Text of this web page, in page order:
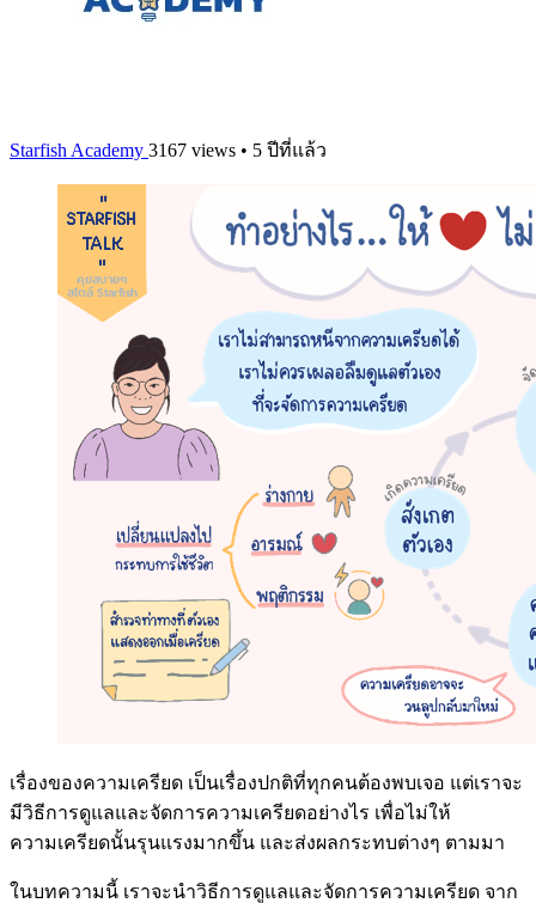
Starfish Academy 3167 views • 5 ปีที่แล้ว
เรื่องของความเครียด เป็นเรื่องปกติที่ทุกคนต้องพบเจอ แต่เราจะ
มีวิธีการดูแลและจัดการความเครียดอย่างไร เพื่อไม่ให้
ความเครียดนั้นรุนแรงมากขึ้น และส่งผลกระทบต่างๆ ตามมา
ในบทความนี้ เราจะนำวิธีการดูแลและจัดการความเครียด จาก